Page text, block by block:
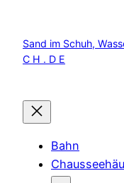
springen
Sand im Schuh,
C H . D E
Bahn